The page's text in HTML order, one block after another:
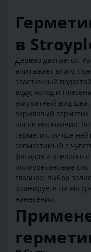
в
Дерево двигается.
впитывает влагу.
эластичный
воду, холод и
аккуратный вид шва.
акриловый
после высыхания.
герметик, лучше
совместимый с
фасадов и «тёплого
полиуретановые
главное: выбор
планируете ли вы
нанесения.